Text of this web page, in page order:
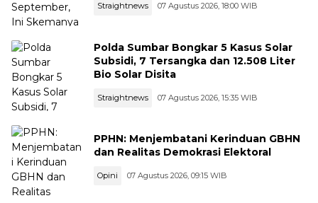
Straightnews 07 Agustus 2026, 18:00 WIB
Polda Sumbar Bongkar 5 Kasus Solar
Subsidi, 7 Tersangka dan 12.508 Liter
Bio Solar Disita
Straightnews 07 Agustus 2026, 15:35 WIB
PPHN: Menjembatani Kerinduan GBHN
dan Realitas Demokrasi Elektoral
Opini 07 Agustus 2026, 09:15 WIB